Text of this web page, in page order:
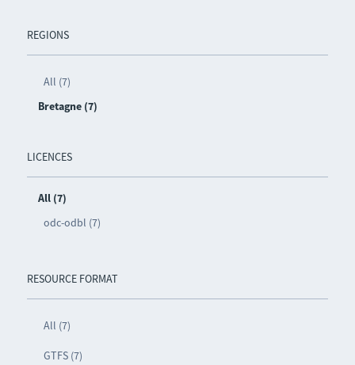
REGIONS
All (7)
Bretagne (7)
LICENCES
All (7)
odc-odbl (7)
RESOURCE FORMAT
All (7)
GTFS (7)